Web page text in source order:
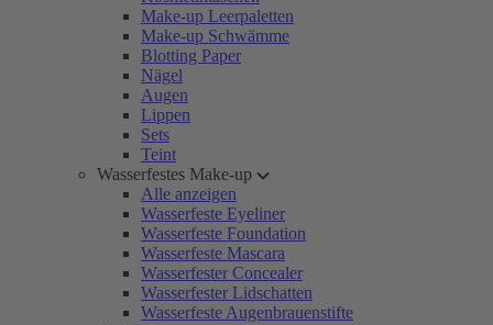
Make-up Leerpaletten
Make-up Schwämme
Blotting Paper
Nägel
Augen
Lippen
Sets
Teint
Wasserfestes Make-up
Alle anzeigen
Wasserfeste Eyeliner
Wasserfeste Foundation
Wasserfeste Mascara
Wasserfester Concealer
Wasserfester Lidschatten
Wasserfeste Augenbrauenstifte